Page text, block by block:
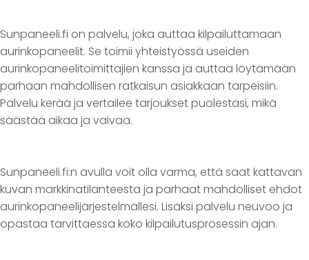
Sunpaneeli.fi on palvelu, joka auttaa kilpailuttamaan
aurinkopaneelit. Se toimii yhteistyössä useiden
aurinkopaneelitoimittajien kanssa ja auttaa löytämään
parhaan mahdollisen ratkaisun asiakkaan tarpeisiin.
Palvelu kerää ja vertailee tarjoukset puolestasi, mikä
säästää aikaa ja vaivaa.
Sunpaneeli.fi:n avulla voit olla varma, että saat kattavan
kuvan markkinatilanteesta ja parhaat mahdolliset ehdot
aurinkopaneelijärjestelmällesi. Lisäksi palvelu neuvoo ja
opastaa tarvittaessa koko kilpailutusprosessin ajan.